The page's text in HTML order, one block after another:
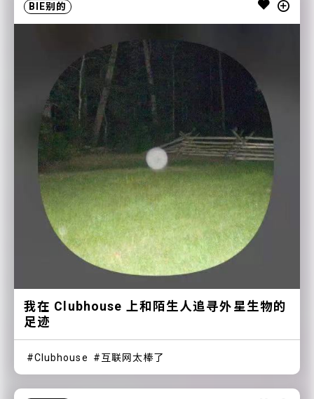
BIE别的
我在 Clubhouse 上和陌生人追寻外星生物的
足迹
Clubhouse 互联网太棒了